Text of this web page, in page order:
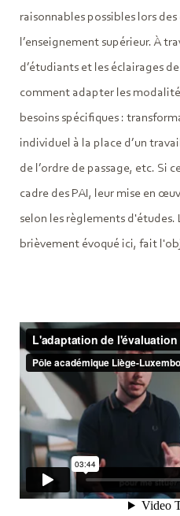
raisonnables possibles lors
l’enseignement supérieur. À
d’étudiants et les éclairages
comment adapter les
besoins spécifiques :
individuel à la place d’un
de l’ordre de passage, etc. Si
cadre des PAI, leur mise en
selon les règlements d'études.
brièvement évoqué ici, fait